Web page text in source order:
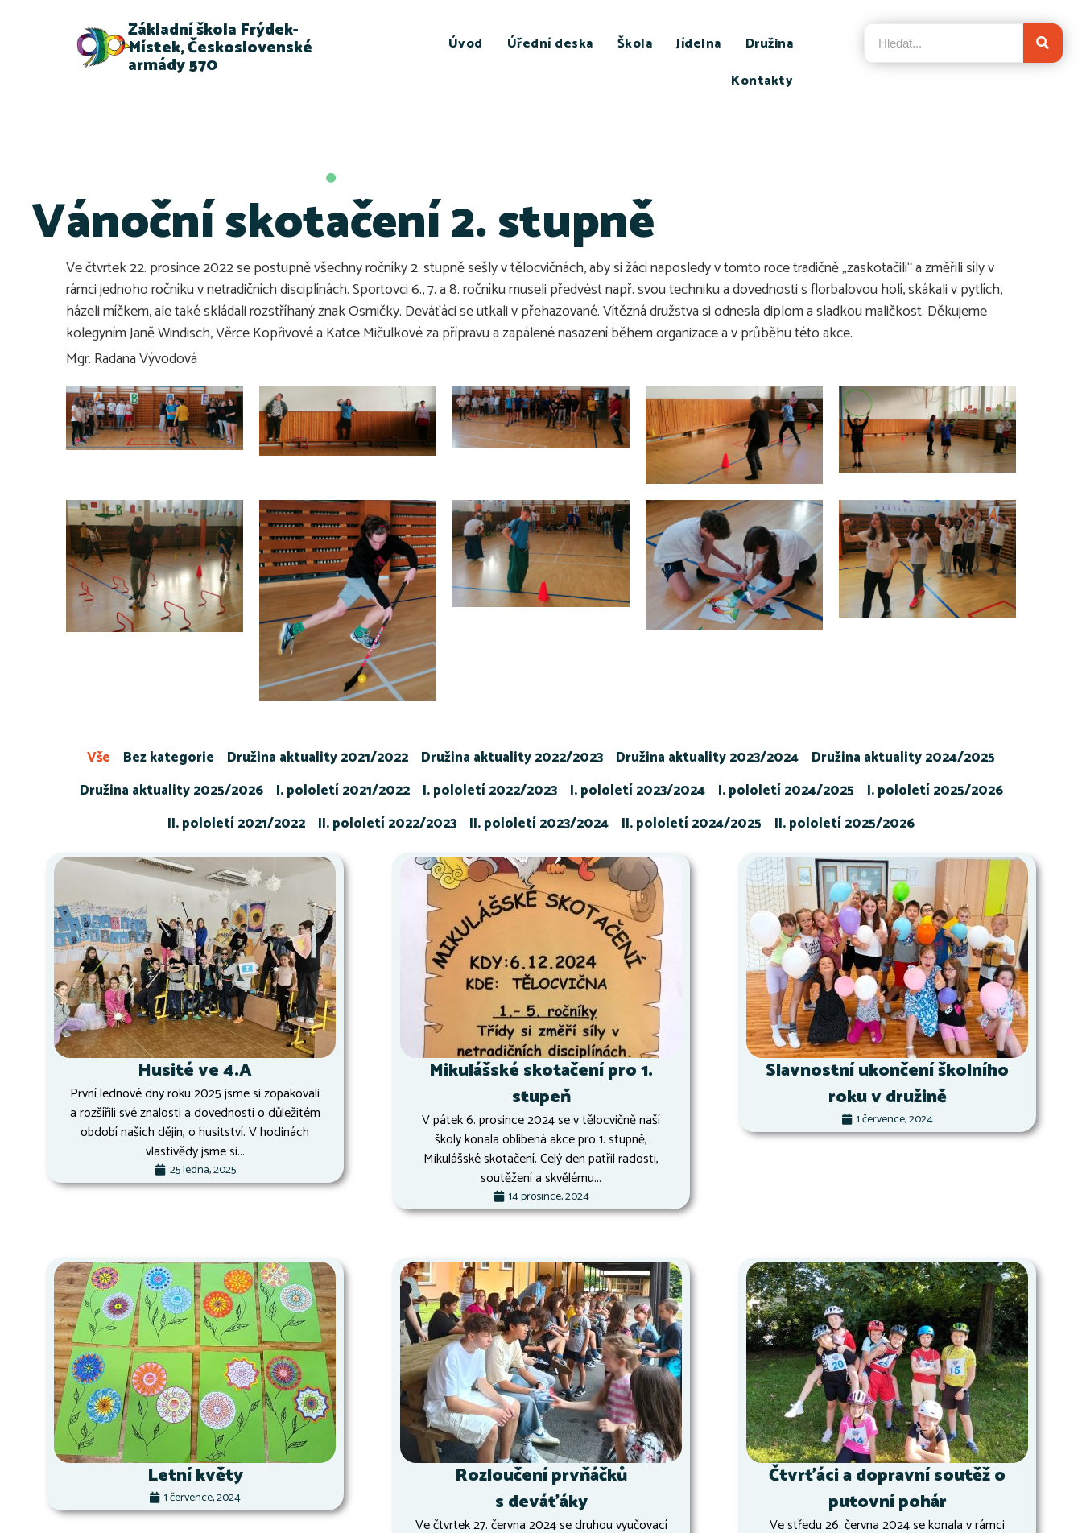
Základní škola Frýdek-
Místek, Československé
armády 570
Úvod Úřední deska Škola Jídelna
Družina
Kontakty
Vánoční skotačení 2. stupně
Ve čtvrtek 22. prosince 2022 se postupně všechny ročníky 2. stupně sešly v tělocvičnách, aby si žáci naposledy v tomto roce tradičně „zaskotačili“ a změřili síly v
rámci jednoho ročníku v netradičních disciplínách. Sportovci 6., 7. a 8. ročníku museli předvést např. svou techniku a dovednosti s florbalovou holí, skákali v pytlích,
házeli míčkem, ale také skládali rozstříhaný znak Osmičky. Deváťáci se utkali v přehazované. Vítězná družstva si odnesla diplom a sladkou maličkost. Děkujeme
kolegyním Janě Windisch, Věrce Kopřivové a Katce Mičulkové za přípravu a zapálené nasazení během organizace a v průběhu této akce.
Mgr. Radana Vývodová
Bez kategorie Družina aktuality 2021/2022 Družina aktuality 2022/2023 Družina aktuality 2023/2024
Družina aktuality 2024/2025
Družina aktuality 2025/2026
I. pololetí 2021/2022 I. pololetí 2022/2023 I. pololetí 2023/2024 I. pololetí 2024/2025
I. pololetí 2025/2026
II. pololetí 2021/2022
II. pololetí 2022/2023 II. pololetí 2023/2024 II. pololetí 2024/2025 II. pololetí 2025/2026
Vše
Husité ve 4.A
První lednové dny roku 2025 jsme si zopakovali
a rozšířili své znalosti a dovednosti o důležitém
období našich dějin, o husitství. V hodinách
vlastivědy jsme si...
25 ledna, 2025
Mikulášské skotačení pro 1.
stupeň
V pátek 6. prosince 2024 se v tělocvičně naší
školy konala oblíbená akce pro 1. stupně,
Mikulášské skotačení. Celý den patřil radosti,
soutěžení a skvělému...
14 prosince, 2024
Slavnostní ukončení školního
roku v družině
1 července, 2024
Letní květy
1 července, 2024
Rozloučení prvňáčků
s deváťáky
Ve čtvrtek 27. června 2024 se druhou vyučovací
Čtvrťáci a dopravní soutěž o
putovní pohár
Ve středu 26. června 2024 se konala v rámci